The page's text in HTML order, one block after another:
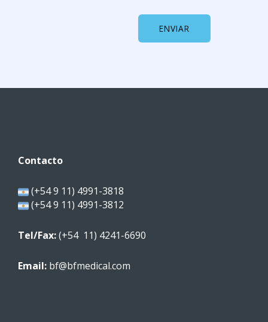
ENVIAR
Contacto
(+54 9 11) 4991-3818
(+54 9 11) 4991-3812
Tel/Fax:(+54 11) 4241-6690
Email: bf@bfmedical.com